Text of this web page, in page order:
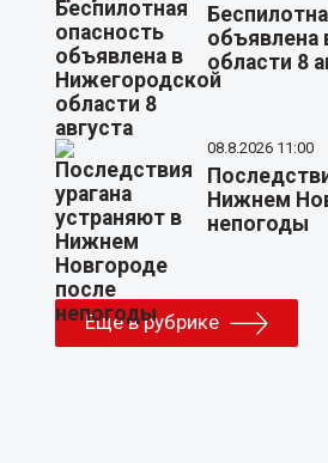
объявлена
области 8
08.8.2026 11:00
Нижнем
непогоды
Еще в рубрике